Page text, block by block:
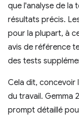
que l'analyse de la
résultats précis.
pour la plupart, à
avis de référence
des tests
Cela dit, concevoir
du travail. Gemma
prompt détaillé